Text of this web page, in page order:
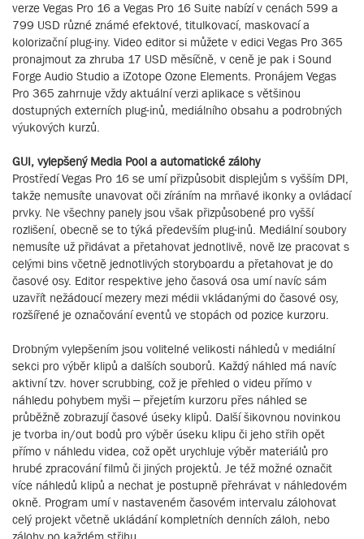
verze Vegas Pro 16 a Vegas Pro 16 Suite nabízí v cenách 599 a
799 USD různé známé efektové, titulkovací, maskovací a
kolorizační plug-iny. Video editor si můžete v edici Vegas Pro 365
pronajmout za zhruba 17 USD měsíčně, v ceně je pak i Sound
Forge Audio Studio a iZotope Ozone Elements. Pronájem Vegas
Pro 365 zahrnuje vždy aktuální verzi aplikace s většinou
dostupných externích plug-inů, mediálního obsahu a podrobných
výukových kurzů.
GUI, vylepšený Media Pool a automatické zálohy
Prostředí Vegas Pro 16 se umí přizpůsobit displejům s vyšším DPI,
takže nemusíte unavovat oči zíráním na mrňavé ikonky a ovládací
prvky. Ne všechny panely jsou však přizpůsobené pro vyšší
rozlišení, obecně se to týká především plug-inů. Mediální soubory
nemusíte už přidávat a přetahovat jednotlivě, nově lze pracovat s
celými bins včetně jednotlivých storyboardu a přetahovat je do
časové osy. Editor respektive jeho časová osa umí navíc sám
uzavřít nežádoucí mezery mezi médii vkládanými do časové osy,
rozšířené je označování eventů ve stopách od pozice kurzoru.
Drobným vylepšením jsou volitelné velikosti náhledů v mediální
sekci pro výběr klipů a dalších souborů. Každý náhled má navíc
aktivní tzv. hover scrubbing, což je přehled o videu přímo v
náhledu pohybem myši – přejetím kurzoru přes náhled se
průběžně zobrazují časové úseky klipů. Další šikovnou novinkou
je tvorba in/out bodů pro výběr úseku klipu či jeho střih opět
přímo v náhledu videa, což opět urychluje výběr materiálů pro
hrubé zpracování filmů či jiných projektů. Je též možné označit
více náhledů klipů a nechat je postupně přehrávat v náhledovém
okně. Program umí v nastaveném časovém intervalu zálohovat
celý projekt včetně ukládání kompletních denních záloh, nebo
zálohy po každém střihu.